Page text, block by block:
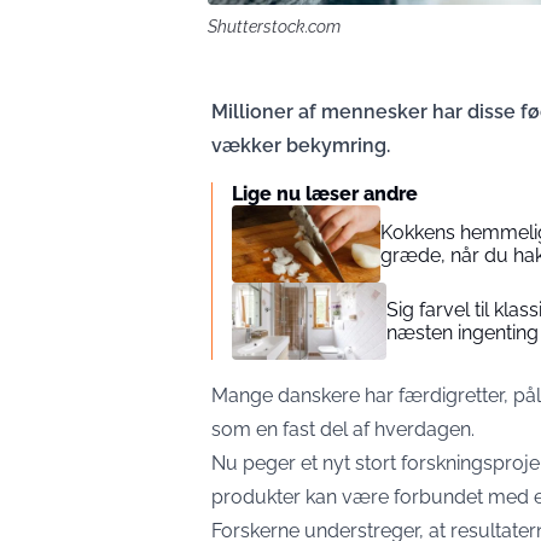
Shutterstock.com
Millioner af mennesker har disse
vækker bekymring.
Lige nu læser andre
Kokkens
græde, når du
Sig farvel til
næsten ingenting
Mange danskere har færdigretter,
som en fast del af hverdagen.
Nu peger et nyt stort
produkter kan være forbundet med
Forskerne understreger, at